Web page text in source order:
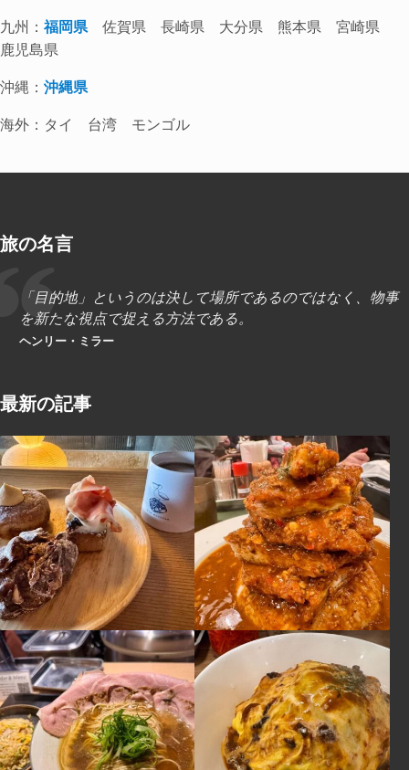
九州：福岡県佐賀県 長崎県 大分県 熊本県 宮崎県
鹿児島県
沖縄：沖縄県
海外：タイ 台湾 モンゴル
旅の名言
「目的地」というのは決して場所であるのではなく、物事
を新たな視点で捉える方法である。
ヘンリー・ミラー
最新の記事